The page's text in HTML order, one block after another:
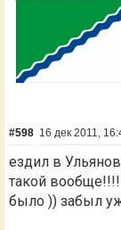
#598 16 дек 2011,
ездил в
такой
было )) забыл